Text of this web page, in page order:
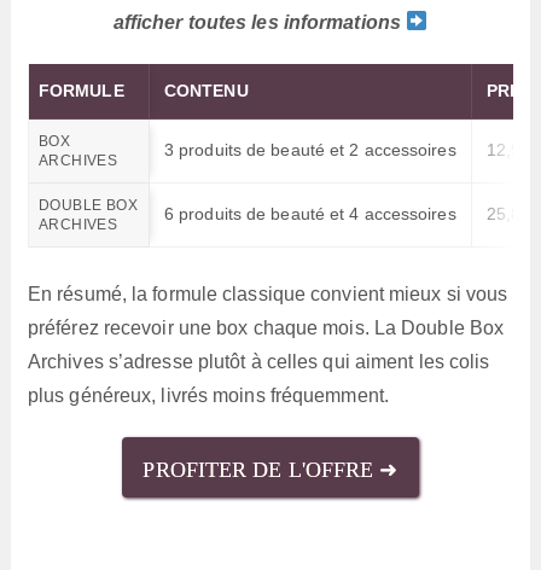
afficher toutes les informations
FORMULE CONTENU PRIX
BOX
ARCHIVES
3 produits de beauté et 2 accessoires
DOUBLE BOX
ARCHIVES
6 produits de beauté et 4 accessoires
En résumé, la formule classique convient mieux si vous
préférez recevoir une box chaque mois. La Double Box
Archives s’adresse plutôt à celles qui aiment les colis
plus généreux, livrés moins fréquemment.
PROFITER DE L'OFFRE ➜